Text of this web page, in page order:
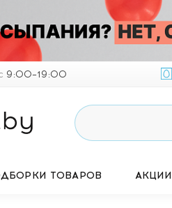
9:00–19:00
ТОВАРОВ АКЦИИ